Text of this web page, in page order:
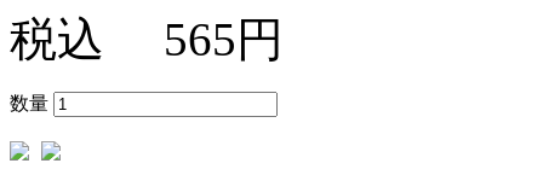
税込 565円
数量